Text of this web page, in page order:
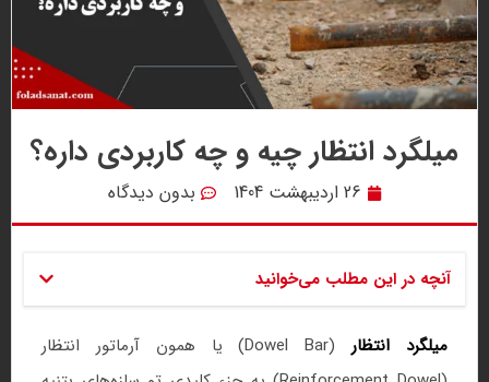
میلگرد انتظار چیه و چه کاربردی داره؟
26 اردیبهشت 1404 بدون دیدگاه
آنچه در این مطلب می‌خوانید
میلگرد انتظار
(Dowel Bar) یا همون آرماتور انتظار